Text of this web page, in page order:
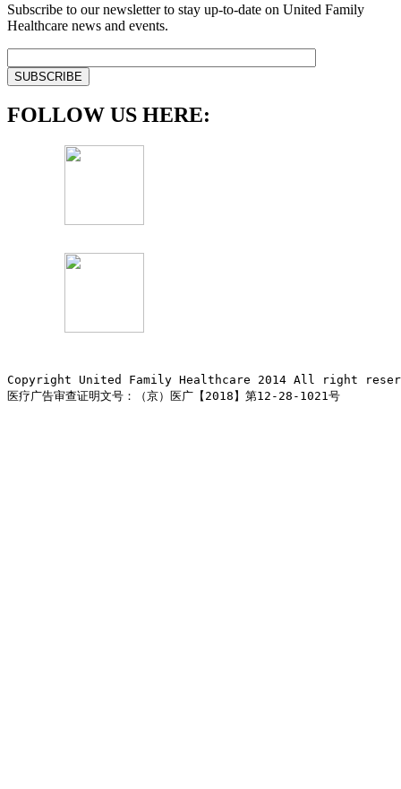
Subscribe to our newsletter to stay up-to-date on United Family
Healthcare news and events.
FOLLOW US HERE:
Copyright United Family Healthcare 2014 All right
医疗广告审查证明文号：（京）医广【2018】第12-28-1021号